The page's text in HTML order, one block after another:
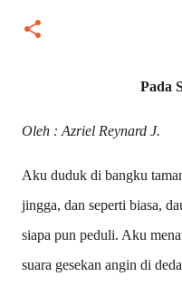
Pada
Oleh : Azriel Reynard J.
Aku duduk di bangku
jingga, dan seperti biasa,
siapa pun peduli. Aku
suara gesekan angin di